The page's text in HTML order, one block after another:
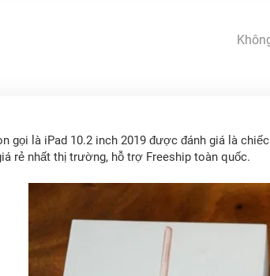
gọi là iPad 10.2 inch 2019 được đánh giá là
rẻ nhất thị trường, hỗ trợ Freeship toàn quốc.